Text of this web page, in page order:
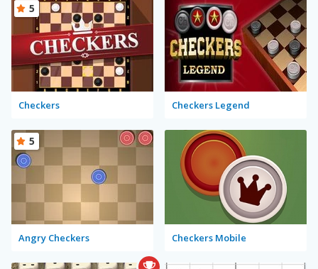
Checkers
5
Checkers Legend
Angry Checkers
5
Checkers Mobile